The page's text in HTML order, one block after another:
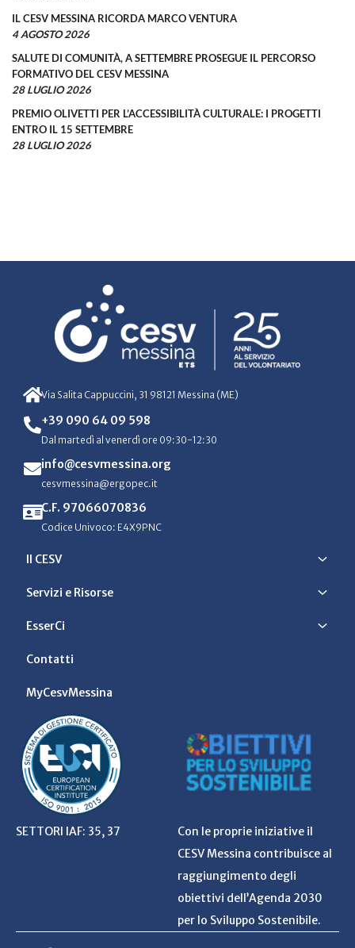
IL CESV MESSINA RICORDA MARCO VENTURA
4 AGOSTO 2026
SALUTE DI COMUNITÀ, A SETTEMBRE PROSEGUE IL PERCORSO
FORMATIVO DEL CESV MESSINA
28 LUGLIO 2026
PREMIO OLIVETTI PER L’ACCESSIBILITÀ CULTURALE: I PROGETTI
ENTRO IL 15 SETTEMBRE
28 LUGLIO 2026
Via Salita Cappuccini, 31 98121 Messina (ME)
+39 090 64 09 598
Dal martedì al venerdì ore 09:30-12:30
info@cesvmessina.org
cesvmessina@ergopec.it
C.F. 97066070836
Codice Univoco: E4X9PNC
Il CESV
Servizi e Risorse
EsserCi
Contatti
MyCesvMessina
SETTORI IAF: 35, 37
Con le proprie iniziative il
CESV Messina contribuisce al
raggiungimento degli
obiettivi dell’Agenda 2030
per lo Sviluppo Sostenibile.